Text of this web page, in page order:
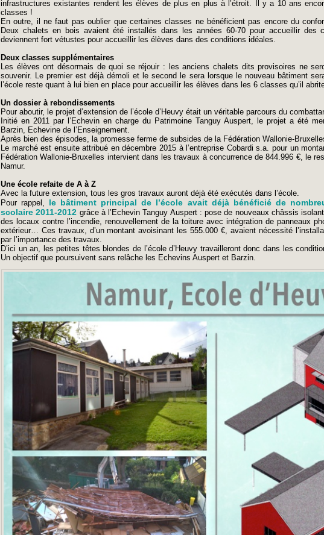
infrastructures existantes rendent les élèves de plus en plus à l’étroit. Il y a 10 ans
classes !
En outre, il ne faut pas oublier que certaines classes ne bénéficient pas encore du
Deux chalets en bois avaient été installés dans les années 60-70 pour accueillir des
deviennent fort vétustes pour accueillir les élèves dans des conditions idéales.
Deux classes supplémentaires
Les élèves ont désormais de quoi se réjouir : les anciens chalets dits provisoires ne
souvenir. Le premier est déjà démoli et le second le sera lorsque le nouveau bâtiment
l’école reste quant à lui bien en place pour accueillir les élèves dans les 6 classes qu’il
Un dossier à rebondissements
Pour aboutir, le projet d’extension de l’école d’Heuvy était un véritable parcours du
Initié en 2011 par l’Echevin en charge du Patrimoine Tanguy Auspert, le projet a été
Barzin, Echevine de l’Enseignement.
Après bien des épisodes, la promesse ferme de subsides de la Fédération Wallonie-
Le marché est ensuite attribué en décembre 2015 à l’entreprise Cobardi s.a. pour un
Fédération Wallonie-Bruxelles intervient dans les travaux à concurrence de 844.996 €, le
Namur.
Une école refaite de A à Z
Avec la future extension, tous les gros travaux auront déjà été exécutés dans l’école.
Pour rappel, le bâtiment principal de l’école avait déjà bénéficié de
scolaire 2011-2012 grâce à l’Echevin Tanguy Auspert : pose de nouveaux châssis
des locaux contre l’incendie, renouvellement de la toiture avec intégration de panneaux
extérieur… Ces travaux, d’un montant avoisinant les 555.000 €, avaient nécessité
par l’importance des travaux.
D’ici un an, les petites têtes blondes de l’école d’Heuvy travailleront donc dans les
Un objectif que poursuivent sans relâche les Echevins Auspert et Barzin.